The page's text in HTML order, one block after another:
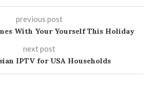
previous post
With Your Yourself This Holiday
next post
IPTV for USA Households